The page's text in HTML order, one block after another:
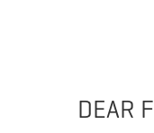
DEAR